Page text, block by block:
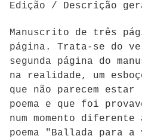
Edição / Descrição
Manuscrito de três
página. Trata-se do
segunda página do
na realidade, um
que não parecem estar
poema e que foi
num momento
poema "Ballada para